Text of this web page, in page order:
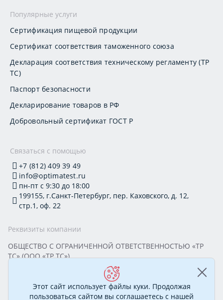
Популярные услуги
Сертификация пищевой продукции
Сертификат соответствия таможенного союза
Декларация соответствия техническому регламенту (ТР
ТС)
Паспорт безопасности
Декларирование товаров в РФ
Добровольный сертификат ГОСТ Р
Связаться с помощью
+7 (812) 409 39 49
info@optimatest.ru
пн-пт с 9:30 до 18:00
199155, г.Санкт-Петербург, пер. Каховского, д. 12,
стр.1, оф. 22
Реквизиты компании
ОБЩЕСТВО С ОГРАНИЧЕННОЙ ОТВЕТСТВЕННОСТЬЮ «ТР
ТС» (ООО «ТР ТС»)
Юридический адрес: 199155, г. Санкт-Петербург, пер.
Каховского, д. 12, стр. 1, помещение 22-Н
ИНН 7813295032 КПП 780101001 ОГРН 1177847388894
ОКПО 20395319 Генеральный директор: Соколова Алёна
Этот сайт использует файлы куки. Продолжая
пользоваться сайтом вы соглашаетесь с нашей